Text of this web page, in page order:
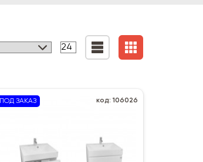
ПОД ЗАКАЗ код: 106026